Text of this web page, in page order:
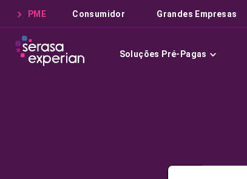
PME Consumidor Grandes Empresas
Soluções Pré-Pagas